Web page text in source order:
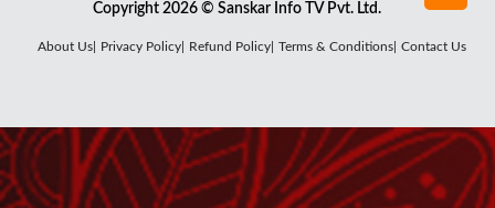
कौन हैं चंद्र देव, क्यों घटता-बढ़ता है चंद्रमा ?
Copyright 2026 © Sanskar Info TV Pvt. Ltd.
About Us| Privacy Policy| Refund Policy| Terms & Conditions| Contact Us